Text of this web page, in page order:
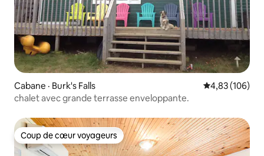
Cabane · Burk's Falls Note
4,83 (106)
chalet avec grande terrasse enveloppante.
Coup de cœur voyageurs
Coup de cœur voyageurs